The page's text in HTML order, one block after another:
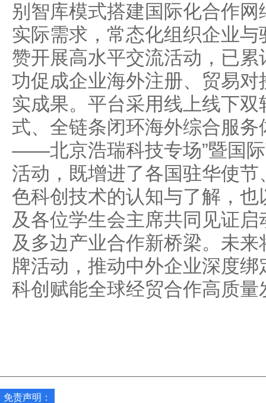
别智库模式搭建国际化合作
实际需求，常态化组织企业
赞开展高水平交流活动，已
功促成企业海外注册、贸易
实成果。平台采用线上线下
式、全链条闭环海外综合服务
——北京浩瑞科技专场”暨国
活动，既增进了各国驻华使
色科创技术的认知与了解，
及各位学生会主席共同见证
及多边产业合作新桥梁。未来
牌活动，推动中外企业深度
科创赋能全球经贸合作高质量
免责声明：